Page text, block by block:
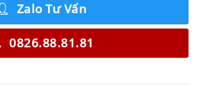
Zalo Tư Vấn
0826.88.81.81